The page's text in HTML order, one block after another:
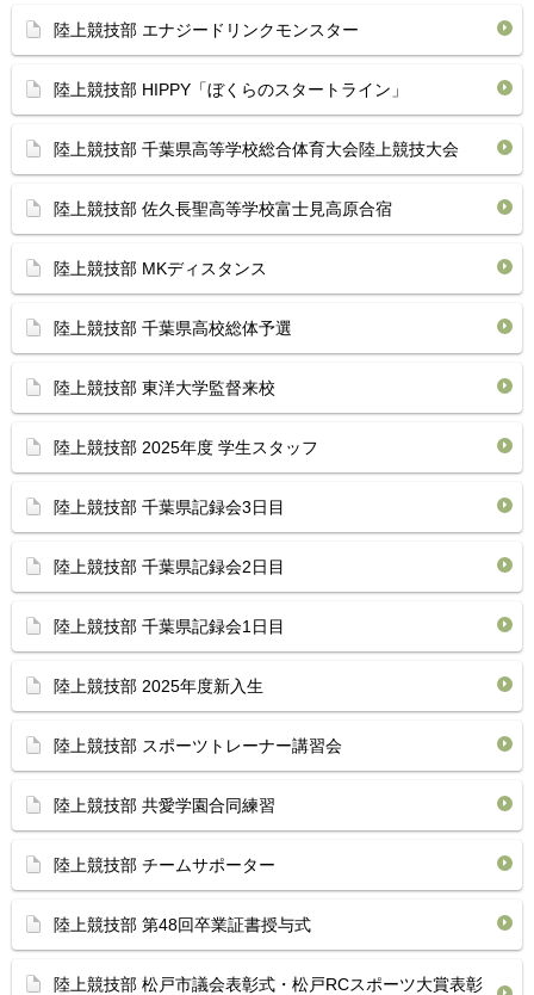
陸上競技部 エナジードリンクモンスター
陸上競技部 HIPPY「ぼくらのスタートライン」
陸上競技部 千葉県高等学校総合体育大会陸上競技大会
陸上競技部 佐久長聖高等学校富士見高原合宿
陸上競技部 MKディスタンス
陸上競技部 千葉県高校総体予選
陸上競技部 東洋大学監督来校
陸上競技部 2025年度 学生スタッフ
陸上競技部 千葉県記録会3日目
陸上競技部 千葉県記録会2日目
陸上競技部 千葉県記録会1日目
陸上競技部 2025年度新入生
陸上競技部 スポーツトレーナー講習会
陸上競技部 共愛学園合同練習
陸上競技部 チームサポーター
陸上競技部 第48回卒業証書授与式
陸上競技部 松戸市議会表彰式・松戸RCスポーツ大賞表彰